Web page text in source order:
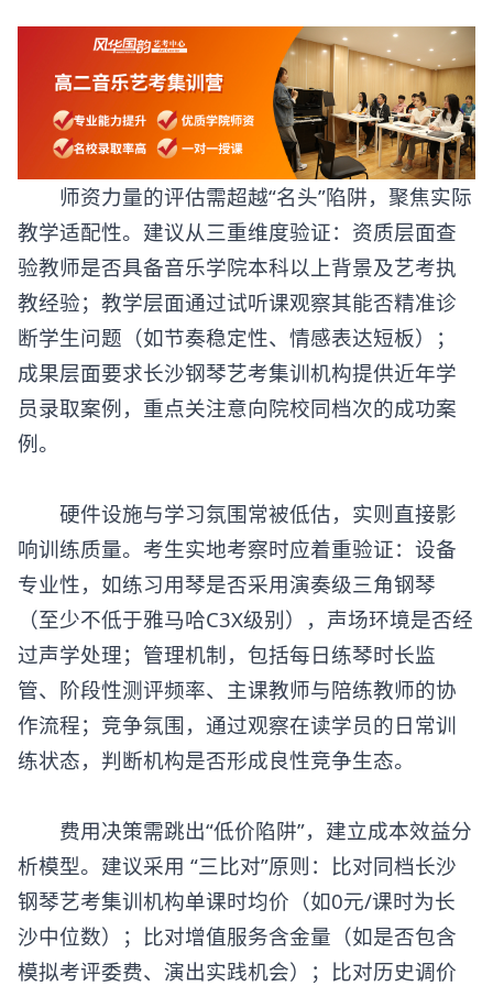
师资力量的评估需超越“名头”陷阱，聚焦实际
教学适配性。建议从三重维度验证：资质层面查
验教师是否具备音乐学院本科以上背景及艺考执
教经验；教学层面通过试听课观察其能否精准诊
断学生问题（如节奏稳定性、情感表达短板）；
成果层面要求长沙钢琴艺考集训机构提供近年学
员录取案例，重点关注意向院校同档次的成功案
例。
硬件设施与学习氛围常被低估，实则直接影
响训练质量。考生实地考察时应着重验证：设备
专业性，如练习用琴是否采用演奏级三角钢琴
（至少不低于雅马哈C3X级别），声场环境是否经
过声学处理；管理机制，包括每日练琴时长监
管、阶段性测评频率、主课教师与陪练教师的协
作流程；竞争氛围，通过观察在读学员的日常训
练状态，判断机构是否形成良性竞争生态。
费用决策需跳出“低价陷阱”，建立成本效益分
析模型。建议采用 “三比对”原则：比对同档长沙
钢琴艺考集训机构单课时均价（如0元/课时为长
沙中位数）；比对增值服务含金量（如是否包含
模拟考评委费、演出实践机会）；比对历史调价